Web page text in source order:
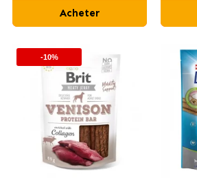
Acheter
-10%